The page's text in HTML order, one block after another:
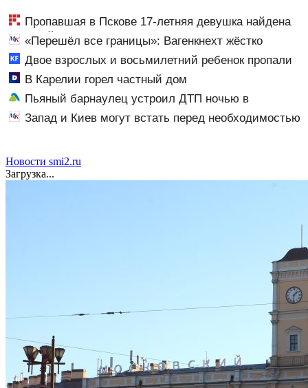
Пропавшая в Пскове 17-летняя девушка найдена
мертвой
«Перешёл все границы»: Вагенкнехт жёстко
ответила послу Украины
Двое взрослых и восьмилетний ребенок пропали
во время сплава по реке 08/08/2026 – Новости
В Карелии горел частный дом
Пьяный барнаулец устроил ДТП ночью в
Шебалино
Запад и Киев могут встать перед необходимостью
Новости smi2.ru
Загрузка...